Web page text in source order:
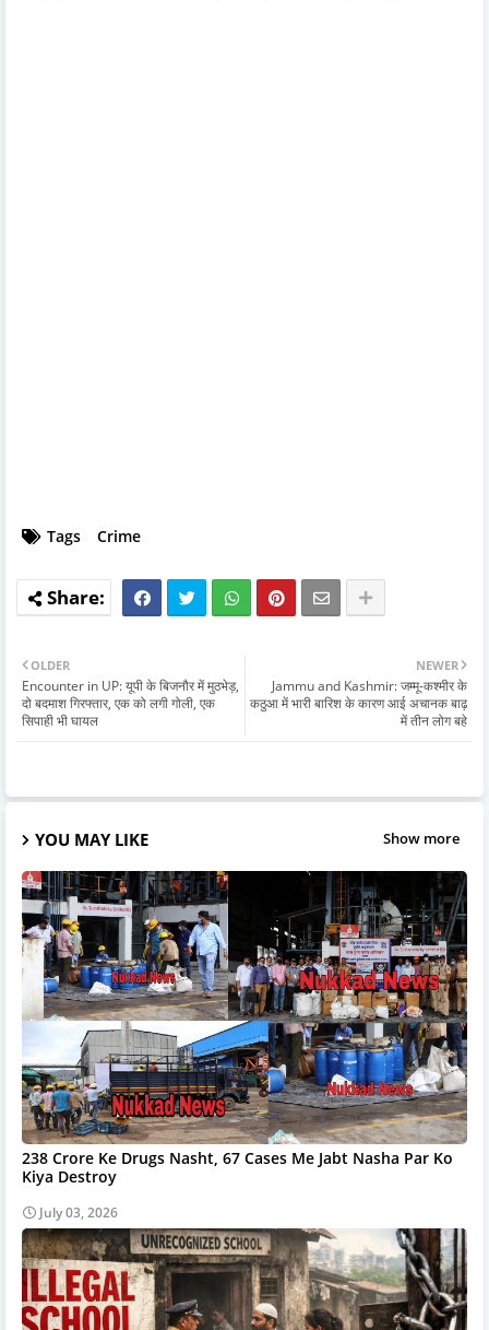
Tags Crime
NEWER
Jammu and Kashmir: जम्मू-कश्मीर के
कठुआ में भारी बारिश के कारण आई अचानक बाढ़
में तीन लोग बहे
OLDER
Encounter in UP: यूपी के बिजनौर में मुठभेड़,
दो बदमाश गिरफ्तार, एक को लगी गोली, एक
सिपाही भी घायल
YOU MAY LIKE Show more
238 Crore Ke Drugs Nasht, 67 Cases Me Jabt Nasha Par Ko
Kiya Destroy
July 03, 2026